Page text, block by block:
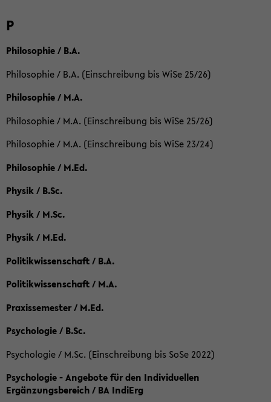
P
Philosophie / B.A.
Philosophie / B.A. (Einschreibung bis WiSe 25/26)
Philosophie / M.A.
Philosophie / M.A. (Einschreibung bis WiSe 25/26)
Philosophie / M.A. (Einschreibung bis WiSe 23/24)
Philosophie / M.Ed.
Physik / B.Sc.
Physik / M.Sc.
Physik / M.Ed.
Politikwissenschaft / B.A.
Politikwissenschaft / M.A.
Praxissemester / M.Ed.
Psychologie / B.Sc.
Psychologie / M.Sc. (Einschreibung bis SoSe 2022)
Psychologie - Angebote für den Individuellen
Ergänzungsbereich / BA IndiErg